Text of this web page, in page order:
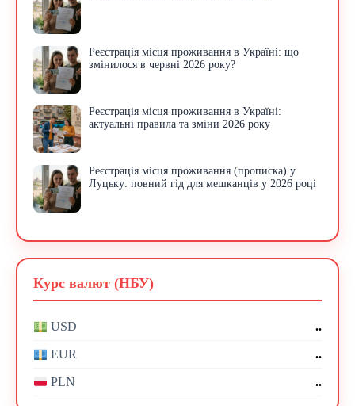
Реєстрація місця проживання в Україні: що
змінилося в червні 2026 року?
Реєстрація місця проживання в Україні:
актуальні правила та зміни 2026 року
Реєстрація місця проживання (прописка) у
Луцьку: повний гід для мешканців у 2026 році
Курс валют (НБУ)
USD ..
EUR ..
PLN ..